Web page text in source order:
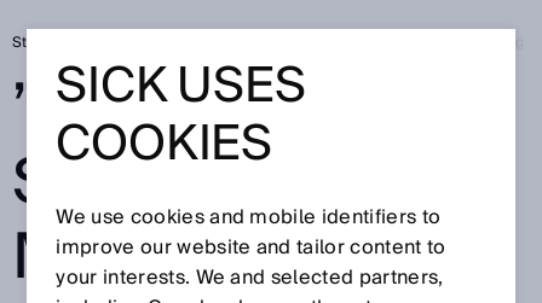
Startsida
”DIGITAL FIRST”
SKAPAR INGET
MERVÄRDE I SIG
SICK USES
COOKIES
We use cookies and mobile identifiers to
improve our website and tailor content to
your interests. We and selected partners,